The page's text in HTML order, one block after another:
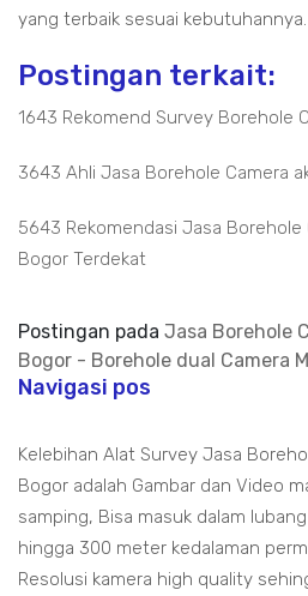
yang terbaik sesuai kebutuhannya.
Postingan terkait:
1643 Rekomend Survey Borehole
3643 Ahli Jasa Borehole Camera
5643 Rekomendasi Jasa Borehole
Bogor Terdekat
Postingan pada Jasa Borehole
Bogor - Borehole dual Camera
Navigasi pos
Kelebihan Alat Survey Jasa
Bogor adalah Gambar dan Video
samping, Bisa masuk dalam lubang
hingga 300 meter kedalaman
Resolusi kamera high quality